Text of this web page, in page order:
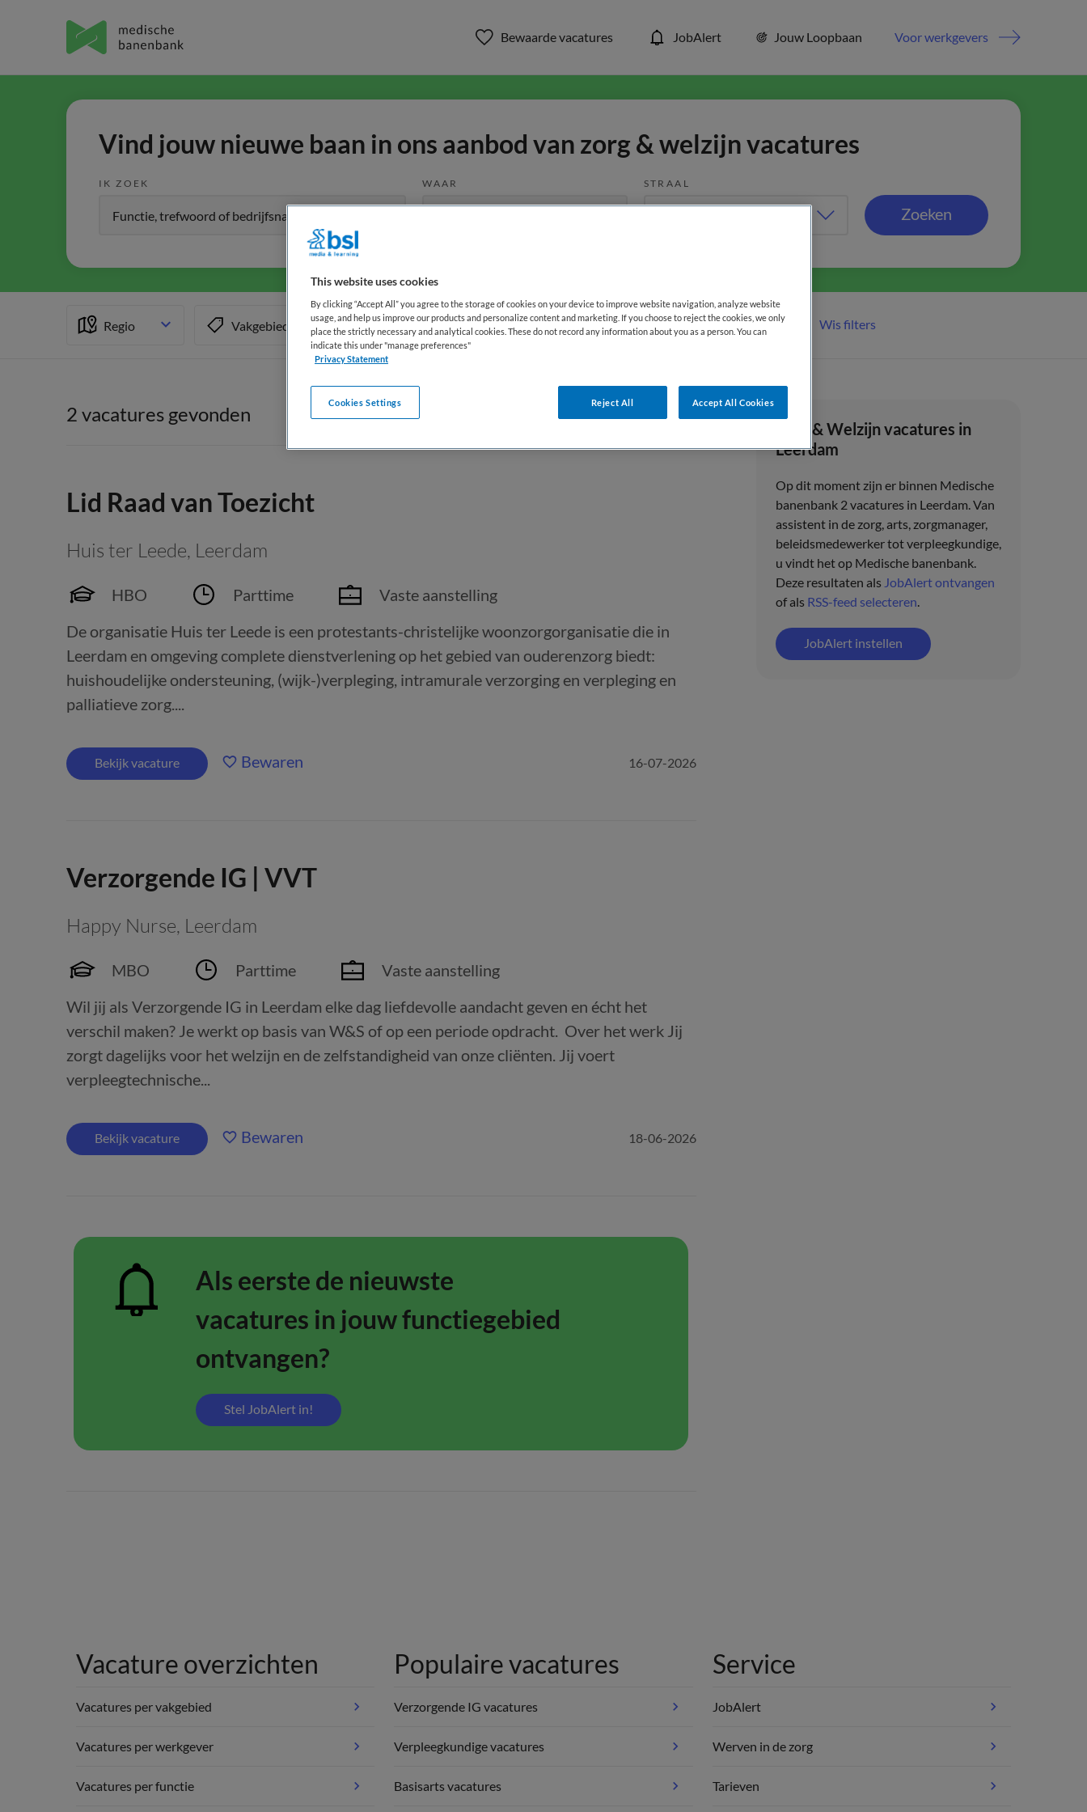
Bewaarde vacatures JobAlert Jouw Loopbaan Voor werkgevers
Vind jouw nieuwe baan in ons aanbod van zorg & welzijn vacatures
IK ZOEK WAAR STRAAL
Zoeken
Regio Vakgebied Functiegebied Opleiding Meer filters Wis filters
Zorg & Welzijn vacatures in
Leerdam
Op dit moment zijn er binnen Medische
banenbank 2 vacatures in Leerdam. Van
assistent in de zorg, arts, zorgmanager,
beleidsmedewerker tot verpleegkundige,
u vindt het op Medische banenbank.
Deze resultaten als JobAlert ontvangen
of als RSS-feed selecteren.
JobAlert instellen
2 vacatures gevonden
Lid Raad van Toezicht
Huis ter Leede, Leerdam
HBO Parttime
Vaste aanstelling
De organisatie Huis ter Leede is een protestants-christelijke woonzorgorganisatie die in
Leerdam en omgeving complete dienstverlening op het gebied van ouderenzorg biedt:
huishoudelijke ondersteuning, (wijk-)verpleging, intramurale verzorging en verpleging en
palliatieve zorg....
Bekijk vacature Bewaren 16-07-2026
Verzorgende IG | VVT
Happy Nurse, Leerdam
MBO Parttime
Vaste aanstelling
Wil jij als Verzorgende IG in Leerdam elke dag liefdevolle aandacht geven en écht het
verschil maken? Je werkt op basis van W&S of op een periode opdracht. Over het werk Jij
zorgt dagelijks voor het welzijn en de zelfstandigheid van onze cliënten. Jij voert
verpleegtechnische...
Bekijk vacature Bewaren 18-06-2026
Als eerste de nieuwste
vacatures in jouw functiegebied
ontvangen?
Stel JobAlert in!
Vacature overzichten
Vacatures per vakgebied
Vacatures per werkgever
Vacatures per functie
Populaire vacatures
Verzorgende IG vacatures
Verpleegkundige vacatures
Basisarts vacatures
Service
JobAlert
Werven in de zorg
Tarieven
This website uses cookies
By clicking “Accept All” you agree to the storage of cookies on your device to improve website navigation, analyze website
usage, and help us improve our products and personalize content and marketing. If you choose to reject the cookies, we only
place the strictly necessary and analytical cookies. These do not record any information about you as a person. You can
indicate this under "manage preferences"
Privacy Statement
Reject All Accept All Cookies
Cookies Settings